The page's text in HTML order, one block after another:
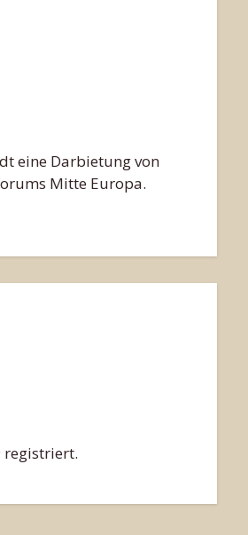
eine Darbietung von
Mitte Europa.
registriert.